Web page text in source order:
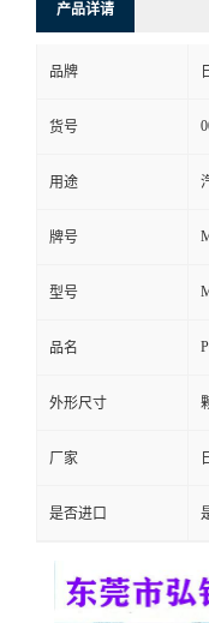
留
言
产品详请
品牌
货号
用途
牌号
型号
品名
外形尺寸
厂家
是否进口